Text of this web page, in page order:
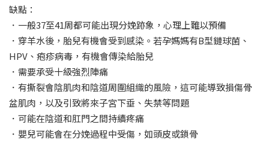
缺點：
．一般37至41周都可能出現分娩跡象，心理上難以預備
．穿羊水後，胎兒有機會受到感染。若孕媽媽有B型鏈球菌、
HPV、疱疹病毒，有機會傳染給胎兒
．需要承受十級強烈陣痛
．有撕裂會陰肌肉和陰道周圍組織的風險，這可能導致損傷骨
盆肌肉，以及引致將來子宮下垂、失禁等問題
．可能在陰道和肛門之間持續疼痛
．嬰兒可能會在分娩過程中受傷，如頭皮或鎖骨